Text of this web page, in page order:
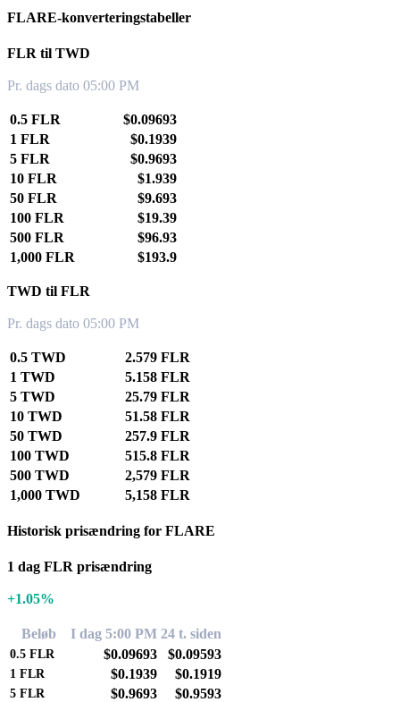
FLARE-konverteringstabeller
FLR til TWD
Pr. dags dato 05:00 PM
0.5 FLR
$0.09693
1 FLR
$0.1939
5 FLR
$0.9693
10 FLR
$1.939
50 FLR
$9.693
100 FLR
$19.39
500 FLR
$96.93
1,000 FLR
$193.9
TWD til FLR
Pr. dags dato 05:00 PM
0.5 TWD
2.579 FLR
1 TWD
5.158 FLR
5 TWD
25.79 FLR
10 TWD
51.58 FLR
50 TWD
257.9 FLR
100 TWD
515.8 FLR
500 TWD
2,579 FLR
1,000 TWD
5,158 FLR
Historisk prisændring for FLARE
1 dag FLR prisændring
+1.05%
Beløb I dag 5:00 PM 24 t. siden
0.5 FLR $0.09693 $0.09593
1 FLR $0.1939 $0.1919
5 FLR $0.9693 $0.9593